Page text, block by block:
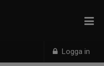
Logga in